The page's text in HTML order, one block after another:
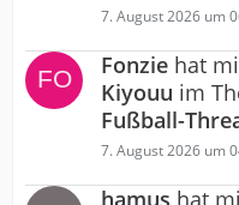
7. August 2026 um
Fonzie hat
Kiyouu im
Fußball-
7. August 2026 um
hamus hat